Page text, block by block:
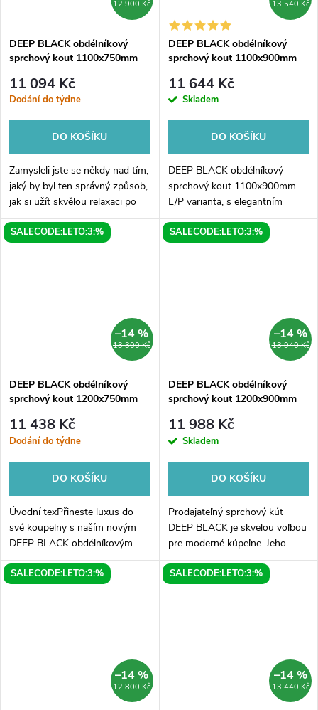
12 900 Kč
DEEP BLACK obdélníkový
sprchový kout 1100x750mm
11 094 Kč
Dodání do týdne
DO KOŠÍKU
Zamysleli jste se někdy nad tím,
jaký by byl ten správný způsob,
jak si užít skvělou relaxaci po
náročném dni? Naše nová řada
DEEP BLACK vám nabízí
13 540 Kč
DEEP BLACK obdélníkový
sprchový kout 1100x900mm
11 644 Kč
Skladem
DO KOŠÍKU
DEEP BLACK obdélníkový
sprchový kout 1100x900mm
L/P varianta, s elegantním
čirým sklem, je jedním z
nejoblíbenějších produktů naší
SALECODE:LETO:3:%
13 300 Kč
–14 %
DEEP BLACK obdélníkový
sprchový kout 1200x750mm
11 438 Kč
Dodání do týdne
DO KOŠÍKU
Úvodní texPřineste luxus do
své koupelny s naším novým
DEEP BLACK obdélníkovým
sprchovým koutem
1200x750mm v L/P variantě,
SALECODE:LETO:3:%
13 940 Kč
–14 %
DEEP BLACK obdélníkový
sprchový kout 1200x900mm
11 988 Kč
Skladem
DO KOŠÍKU
Prodajateľný sprchový kút
DEEP BLACK je skvelou voľbou
pre moderné kúpeľne. Jeho
obdĺžnikový tvar s rozmermi
1200x900mm a variabilnou
SALECODE:LETO:3:%
12 800 Kč
–14 %
SALECODE:LETO:3:%
13 440 Kč
–14 %